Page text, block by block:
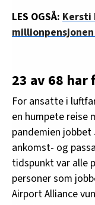
LES OGSÅ: Kersti
23 av 68
For ansatte i
en humpete reise
pandemien jobbet
ankomst- og
tidspunkt var alle
personer som
Airport Alliance